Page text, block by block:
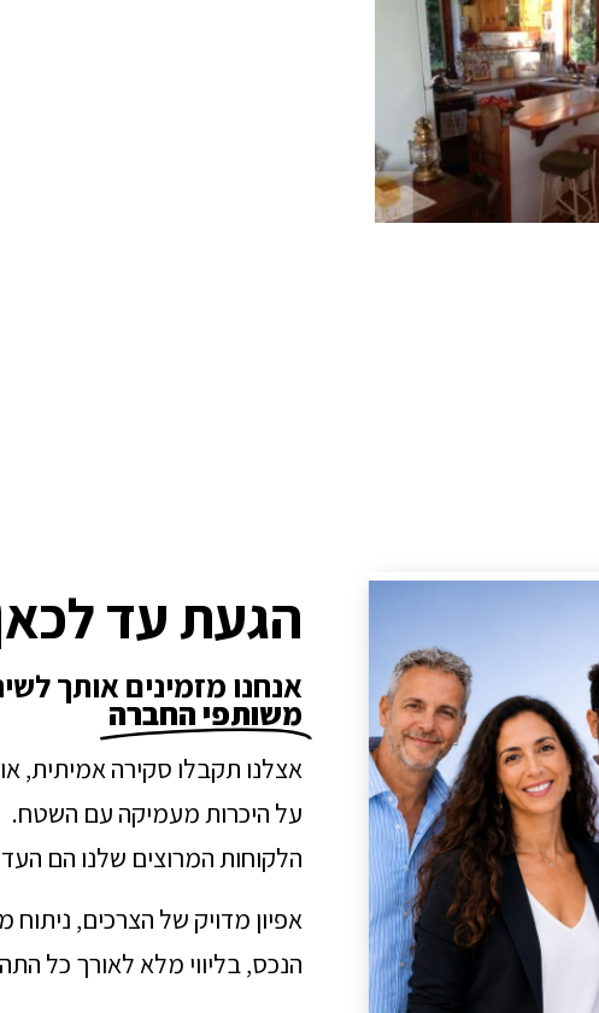
הגעת עד
אנחנו מזמינים אותך
משותפי החברה
אצלנו תקבלו סקירה אמיתית,
על היכרות מעמיקה עם השטח.
הלקוחות המרוצים שלנו הם
אפיון מדויק של הצרכים,
הנכס, בליווי מלא לאורך כל